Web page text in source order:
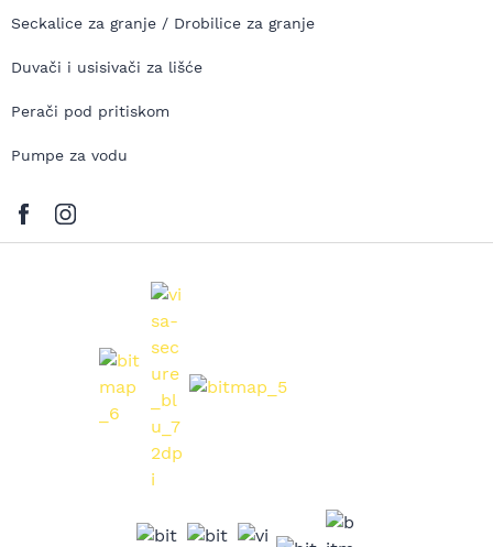
Seckalice za granje / Drobilice za granje
Duvači i usisivači za lišće
Perači pod pritiskom
Pumpe za vodu